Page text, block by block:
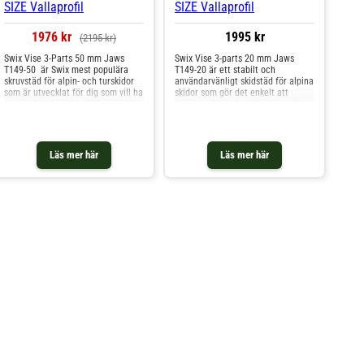
1976 kr (2195 kr)
Läs mer här
Swix Vise 3-Parts 50 mm Jaws
T149-50 är Swix mest populära
skruvstäd för alpin- och turskidor
som är utvecklat för dig som vill ha
breda mittdelen ger extra stöd mot
skidans sidovägg. Skruvstädet är
justerbart från 40 till 100 mm och
1995 kr
Läs mer här
Swix Vise 3-parts 20 mm Jaws
T149-20 är ett stabilt och
användarvänligt skidstäd för alpina
skidor som gör det enkelt att
av skidan under arbetet, medan
den justerbara vinkeln mellan 90
och 60 grader gör att du kan